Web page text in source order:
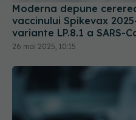
Moderna depune
vaccinului Spikevax
variante LP.8.1 a SARS-
26 mai 2025, 10:15